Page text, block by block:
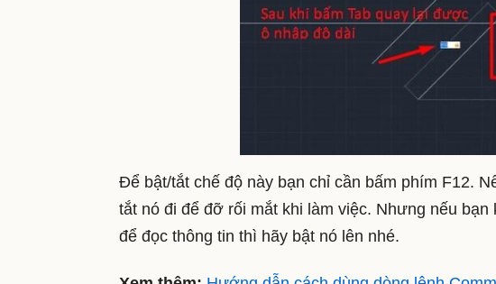
Để bật/tắt chế độ này bạn chỉ cần bấm phím F12.
tắt nó đi để đỡ rối mắt khi làm việc. Nhưng nếu
để đọc thông tin thì hãy bật nó lên nhé.